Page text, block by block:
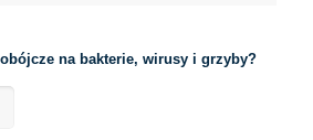
na bakterie, wirusy i grzyby?